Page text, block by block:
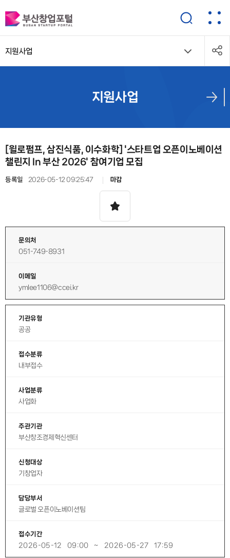
지원사업
지원사업
[윌로펌프, 삼진식품, 이수화학] '스타트업 오픈이노베이션
챌린지 In 부산 2026' 참여기업 모집
등록일 2026-05-12 09:25:47 마감
문의처
051-749-8931
이메일
ymlee1106@ccei.kr
기관유형
공공
접수분류
내부접수
사업분류
사업화
주관기관
부산창조경제혁신센터
신청대상
기창업자
담당부서
글로벌 오픈이노베이션팀
접수기간
2026-05-12 09:00 ~ 2026-05-27 17:59